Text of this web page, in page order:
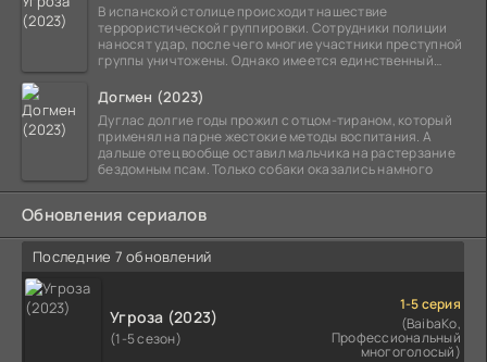
В испанской столице происходит нашествие
террористической группировки. Сотрудники полиции
наносят удар, после чего многие участники преступной
группы уничтожены. Однако имеется единственный
Догмен (2023)
Дуглас долгие годы прожил с отцом-тираном, который
применял на парне жестокие методы воспитания. А
дальше отец вообще оставил мальчика на растерзание
бездомным псам. Только собаки оказались намного
Обновления сериалов
Последние 7 обновлений
Угроза (2023)
(1-5 сезон)
1-5 серия
(BaibaKo,
Профессиональный
многоголосый)